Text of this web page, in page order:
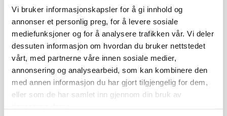
Vi bruker informasjonskapsler for å gi innhold og
annonser et personlig preg, for å levere sosiale
mediefunksjoner og for å analysere trafikken vår. Vi deler
dessuten informasjon om hvordan du bruker nettstedet
vårt, med partnerne våre innen sosiale medier,
annonsering og analysearbeid, som kan kombinere den
med annen informasjon du har gjort tilgjengelig for dem,
eller som de har samlet inn gjennom din bruk av
Konkurransegrunnlaget til utførelsesentreprise er kunngjort
6.11.2025, med prekvalifiseringsfrist 10.12.2025.
Konkurransen gjelder levering av nitrogenrenseanlegg som
utførelsesentreprise iht NS8405, med planlagt byggetid 2026-
2027. For nærmere informasjon viser vi til
anskaffelsesdokumentene.
https://www.doffin.no/notices/2025-116029
0 Feed